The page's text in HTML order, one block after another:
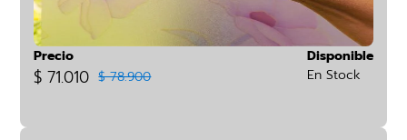
Precio
$ 71.010 $ 78.900
Disponible
En Stock